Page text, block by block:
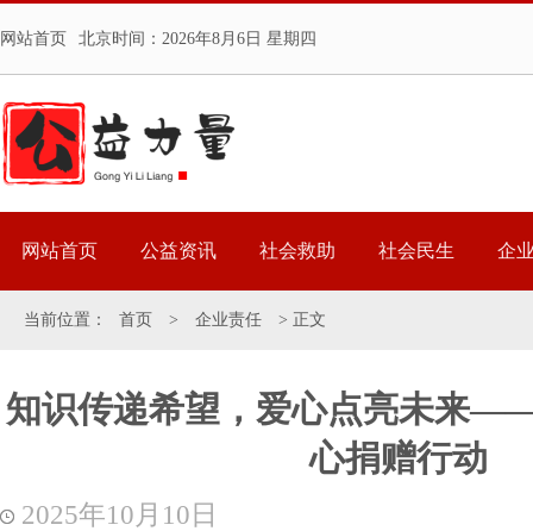
网站首页 北京时间： 2026年8月6日 星期四
网站首页 公益资讯 社会救助 社会民生 企
当前位置： 首页 > 企业责任 > 正文
知识传递希望，爱心点亮未来
心捐赠行动
2025年10月10日